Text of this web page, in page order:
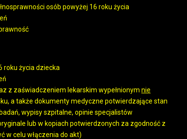
osób powyżej 16 roku życia
roku życia dziecka
z zaświadczeniem lekarskim wypełnionym nie
a także dokumenty medyczne potwierdzające stan
wypisy szpitalne, opinie specjalistów
lub w kopiach potwierdzonych za zgodność z
w celu włączenia do akt)